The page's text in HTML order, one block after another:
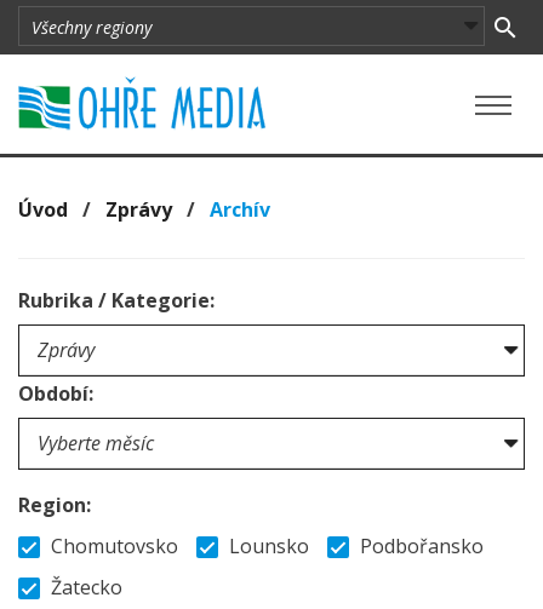
Úvod / Zprávy/ Archív
Rubrika / Kategorie:
Období:
Region:
Chomutovsko
Lounsko
Podbořansko
Žatecko